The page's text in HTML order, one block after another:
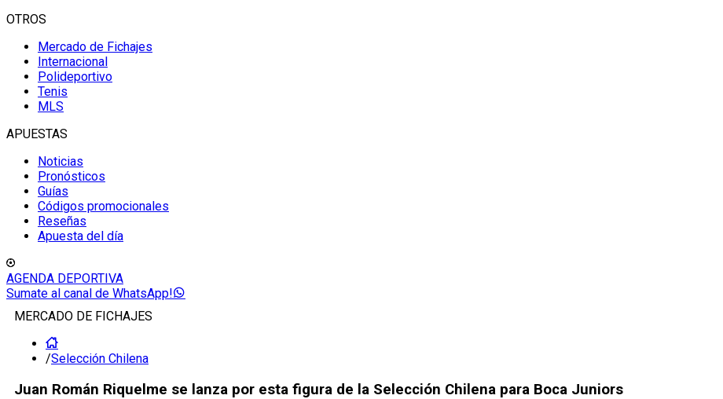
OTROS
Mercado de Fichajes
Internacional
Polideportivo
Tenis
MLS
APUESTAS
Noticias
Pronósticos
Guías
Códigos promocionales
Reseñas
Apuesta del día
AGENDA DEPORTIVA
Sumate al canal de WhatsApp!
MERCADO DE FICHAJES
/Selección Chilena
Juan Román Riquelme se lanza por esta figura de la Selección Chilena para Boca Juniors